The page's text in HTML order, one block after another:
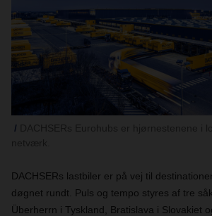
DACHSERs lastbiler er på vej til
døgnet rundt. Puls og tempo styres af tre
Überherrn i Tyskland, Bratislava i Slovakiet